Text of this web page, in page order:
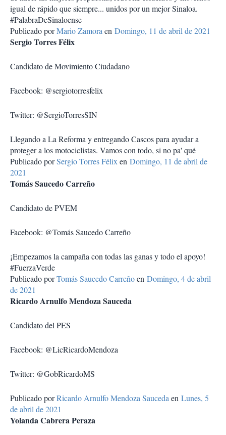
igual de rápido que siempre... unidos por un mejor Sinaloa.
#PalabraDeSinaloense
Publicado porMario Zamoraen Domingo, 11 de abril de 2021
Sergio Torres Félix
Candidato de Movimiento Ciudadano
Facebook: @sergiotorresfelix
Twitter: @SergioTorresSIN
Llegando a La Reforma y entregando Cascos para ayudar a
proteger a los motociclistas. Vamos con todo, si no pa' qué
Publicado porSergio Torres Félixen Domingo, 11 de abril de
2021
Tomás Saucedo Carreño
Candidato de PVEM
Facebook: @Tomás Saucedo Carreño
¡Empezamos la campaña con todas las ganas y todo el apoyo!
#FuerzaVerde
Publicado porTomás Saucedo Carreñoen Domingo, 4 de abril
de 2021
Ricardo Arnulfo Mendoza Sauceda
Candidato del PES
Facebook: @LicRicardoMendoza
Twitter: @GobRicardoMS
Publicado porRicardo Arnulfo Mendoza Saucedaen Lunes, 5
de abril de 2021
Yolanda Cabrera Peraza